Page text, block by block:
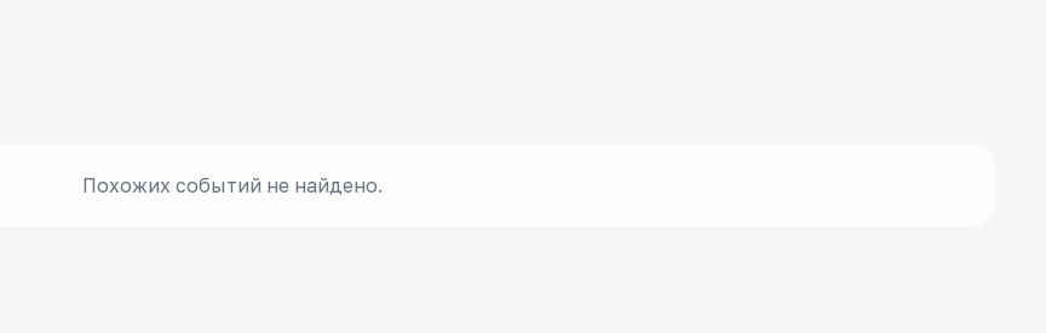
Похожих событий не найдено.